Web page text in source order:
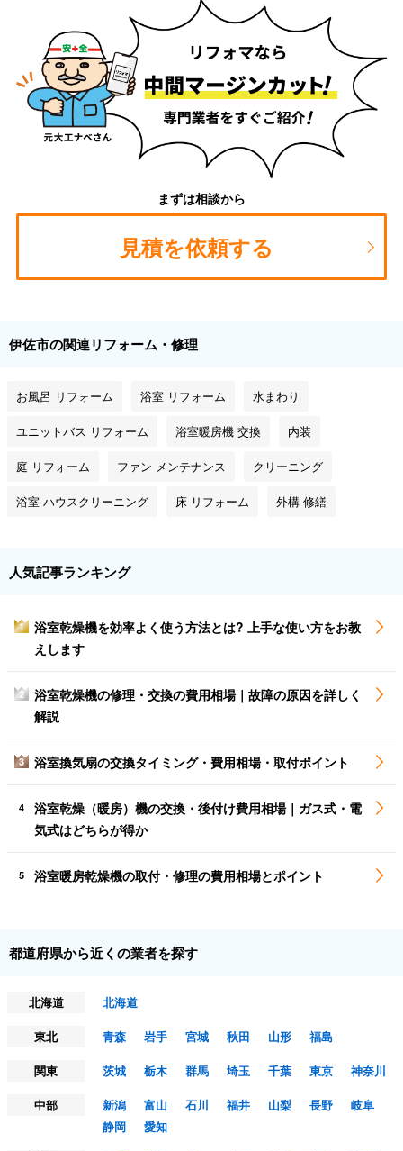
まずは相談から
見積を依頼する
伊佐市の関連リフォーム・修理
お風呂 リフォーム 浴室 リフォーム 水まわり
ユニットバス リフォーム 浴室暖房機 交換 内装
庭 リフォーム ファン メンテナンス クリーニング
浴室 ハウスクリーニング 床 リフォーム 外構 修繕
人気記事ランキング
1
浴室乾燥機を効率よく使う方法とは? 上手な使い方をお教
えします
2
浴室乾燥機の修理・交換の費用相場｜故障の原因を詳しく
解説
3 浴室換気扇の交換タイミング・費用相場・取付ポイント
4
浴室乾燥（暖房）機の交換・後付け費用相場｜ガス式・電
気式はどちらが得か
5 浴室暖房乾燥機の取付・修理の費用相場とポイント
都道府県から近くの業者を探す
北海道
北海道
東北
青森 岩手 宮城 秋田 山形
福島
関東
茨城 栃木 群馬 埼玉 千葉 東京
神奈川
中部
新潟 富山 石川 福井 山梨 長野
岐阜
静岡
愛知